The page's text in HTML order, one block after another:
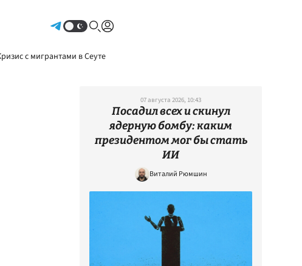
с мигрантами в Сеуте
07 августа 2026, 10:43
Посадил всех и скинул
ядерную бомбу: каким
президентом мог бы стать
ИИ
Виталий Рюмшин